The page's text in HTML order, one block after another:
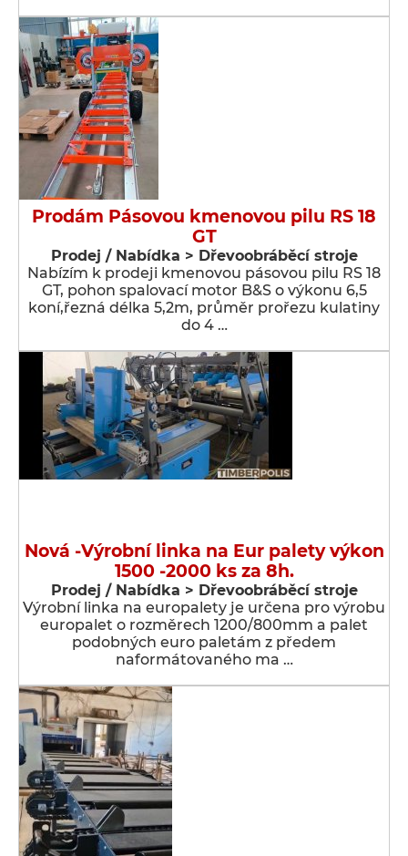
Prodám Pásovou kmenovou pilu RS 18
GT
Prodej / Nabídka > Dřevoobráběcí stroje
Nabízím k prodeji kmenovou pásovou pilu RS 18
GT, pohon spalovací motor B&S o výkonu 6,5
koní,řezná délka 5,2m, průměr prořezu kulatiny
do 4 …
Nová -Výrobní linka na Eur palety výkon
1500 -2000 ks za 8h.
Prodej / Nabídka > Dřevoobráběcí stroje
Výrobní linka na europalety je určena pro výrobu
europalet o rozměrech 1200/800mm a palet
podobných euro paletám z předem
naformátovaného ma …